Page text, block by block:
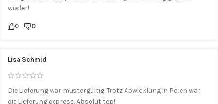
wieder!
0 0
Lisa Schmid
Die Lieferung war mustergültig. Trotz Abwicklung in Polen war
die Lieferung express. Absolut top!